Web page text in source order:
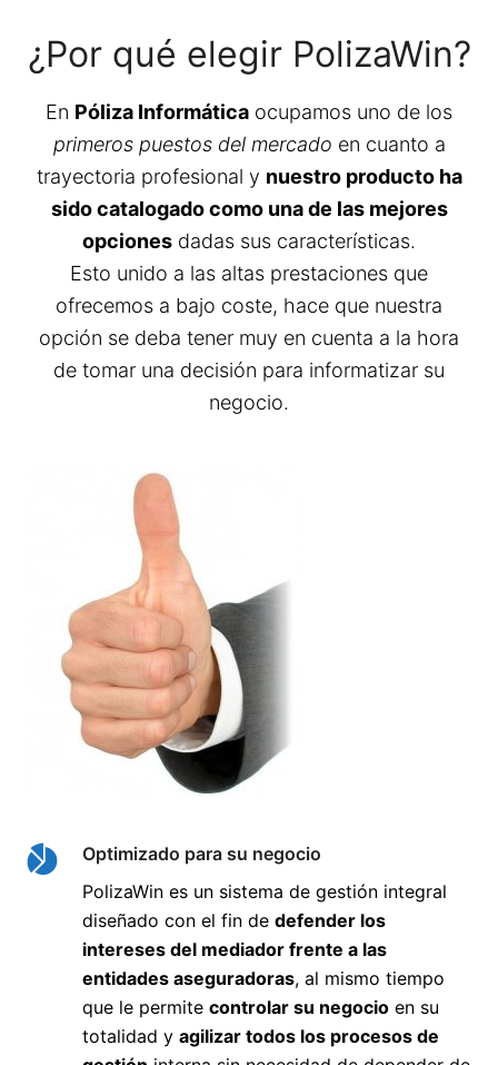
¿Por qué elegir PolizaWin?
En Póliza Informática ocupamos uno de los
primeros puestos del mercado en cuanto a
trayectoria profesional y nuestro producto ha
sido catalogado como una de las mejores
opciones dadas sus características.
Esto unido a las altas prestaciones que
ofrecemos a bajo coste, hace que nuestra
opción se deba tener muy en cuenta a la hora
de tomar una decisión para informatizar su
negocio.
Optimizado para su negocio
PolizaWin es un sistema de gestión integral
diseñado con el fin dedefender los
intereses del mediador frente a las
entidades aseguradoras, al mismo tiempo
que le permitecontrolar su negocio en su
totalidad yagilizar todos los procesos de